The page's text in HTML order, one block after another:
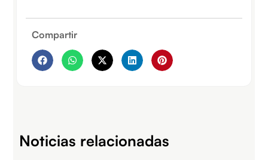
Compartir
Noticias relacionadas